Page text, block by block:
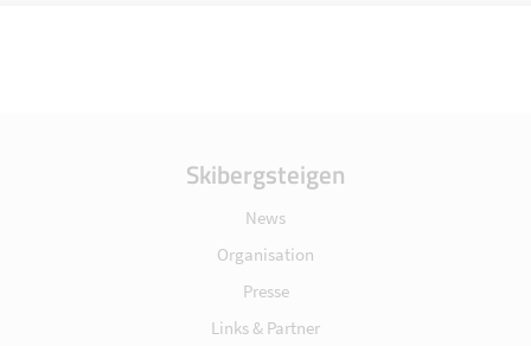
Skibergsteigen
News
Organisation
Presse
Links & Partner